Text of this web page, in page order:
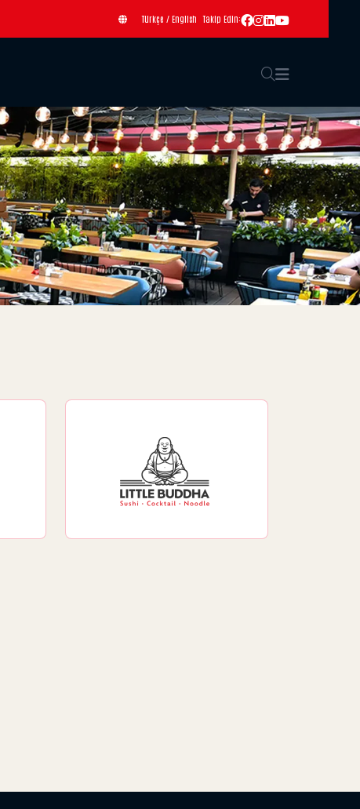
Türkçe / English Takip Edin: